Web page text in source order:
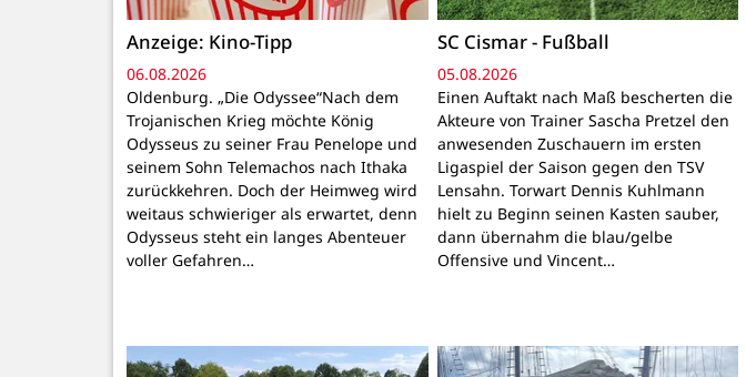
Anzeige: Kino-Tipp
06.08.2026
Oldenburg. „Die Odyssee“Nach dem
Trojanischen Krieg möchte König
Odysseus zu seiner Frau Penelope und
seinem Sohn Telemachos nach Ithaka
zurückkehren. Doch der Heimweg wird
weitaus schwieriger als erwartet, denn
Odysseus steht ein langes Abenteuer
voller Gefahren…
SC Cismar - Fußball
05.08.2026
Einen Auftakt nach Maß bescherten die
Akteure von Trainer Sascha Pretzel den
anwesenden Zuschauern im ersten
Ligaspiel der Saison gegen den TSV
Lensahn. Torwart Dennis Kuhlmann
hielt zu Beginn seinen Kasten sauber,
dann übernahm die blau/gelbe
Offensive und Vincent…